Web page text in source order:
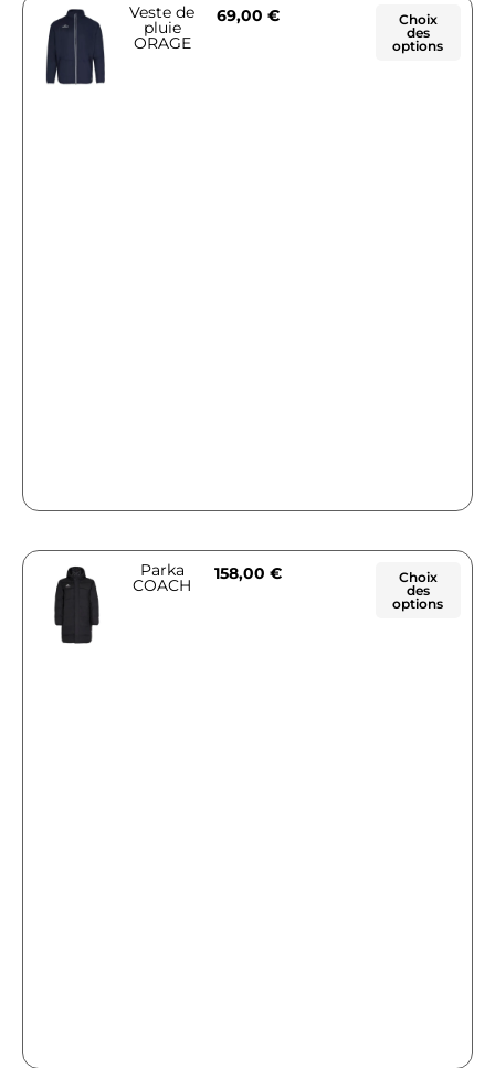
Veste de
pluie
ORAGE
69,00 €
Choix
des
options
Parka
COACH
158,00 €
Choix
des
options